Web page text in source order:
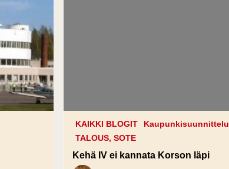
KAIKKI BLOGIT
Kaupunkisuunnittelu
TALOUS, SOTE
Kehä IV ei kannata Korson läpi